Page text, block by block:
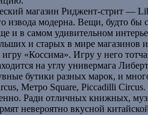
магазин Риджент-стрит —
извода модерна. Вещи, будто
и в самом удивительном
и старых в мире магазинов
«Коссима». Игру у него
на углу универмага
бутики разных марок, и
Метро Square, Piccadilli
Ради отличных книжных,
невероятно вкусной